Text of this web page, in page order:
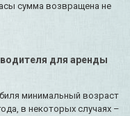
сумма возвращена не
для аренды
минимальный возраст
в некоторых случаях –